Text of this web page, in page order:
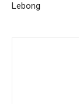
Lebong